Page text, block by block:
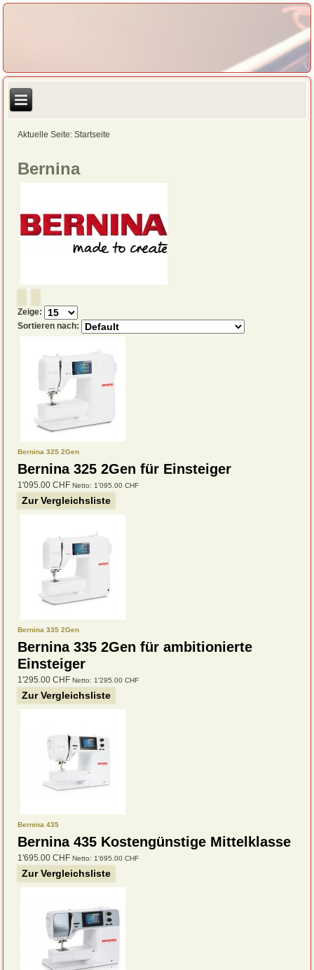
Aktuelle Seite:Startseite
Bernina
Zeige:
Sortieren nach:
Bernina 325 2Gen
Bernina 325 2Gen für Einsteiger
1'095.00 CHF Netto: 1'095.00 CHF
Zur Vergleichsliste
Bernina 335 2Gen
Bernina 335 2Gen für ambitionierte
Einsteiger
1'295.00 CHF Netto: 1'295.00 CHF
Zur Vergleichsliste
Bernina 435
Bernina 435 Kostengünstige Mittelklasse
1'695.00 CHF Netto: 1'695.00 CHF
Zur Vergleichsliste